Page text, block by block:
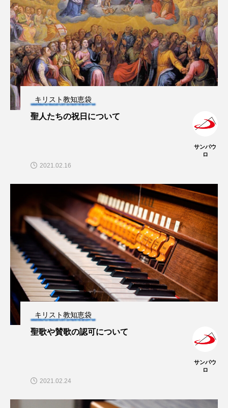
キリスト教知恵袋
聖人たちの祝日について
サンパウ
ロ
2021.02.16
キリスト教知恵袋
聖歌や賛歌の認可について
サンパウ
ロ
2021.02.24